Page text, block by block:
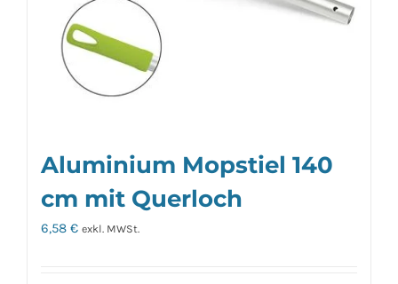
Aluminium Mopstiel 140
cm mit Querloch
6,58 € exkl. MWSt.